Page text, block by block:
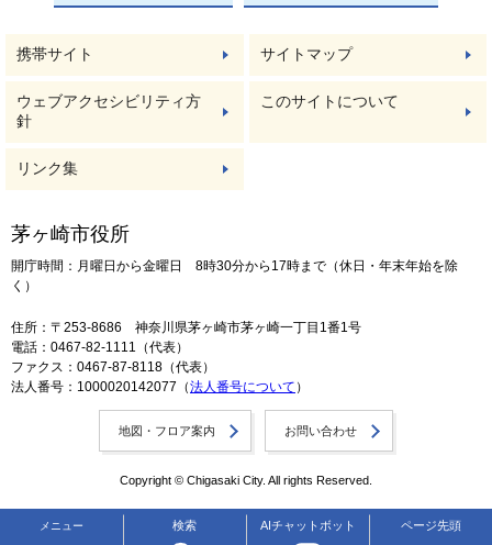
メニュー 検索 AIチャットボット ページ先頭
携帯サイト サイトマップ
ウェブアクセシビリティ方
針
このサイトについて
リンク集
茅ヶ崎市役所
開庁時間：月曜日から金曜日 8時30分から17時まで（休日・年末年始を除
く）
住所：〒253-8686 神奈川県茅ヶ崎市茅ヶ崎一丁目1番1号
電話：0467-82-1111（代表）
ファクス：0467-87-8118（代表）
法人番号：1000020142077（法人番号について ）
地図・フロア案内 お問い合わせ
Copyright © Chigasaki City. All rights Reserved.